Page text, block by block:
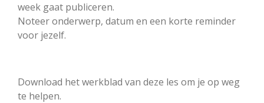
week gaat publiceren.
Noteer onderwerp, datum en een korte reminder
voor jezelf.
Download het werkblad van deze les om je op weg
te helpen.